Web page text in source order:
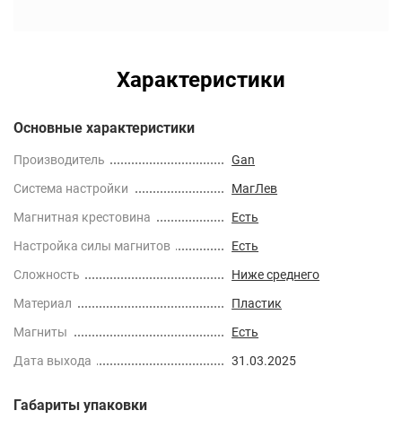
Характеристики
Основные характеристики
Производитель
Gan
Cистема настройки
МагЛев
Магнитная крестовина
Есть
Настройка силы магнитов
Есть
Сложность
Ниже среднего
Материал
Пластик
Магниты
Есть
Дата выхода
31.03.2025
Габариты упаковки